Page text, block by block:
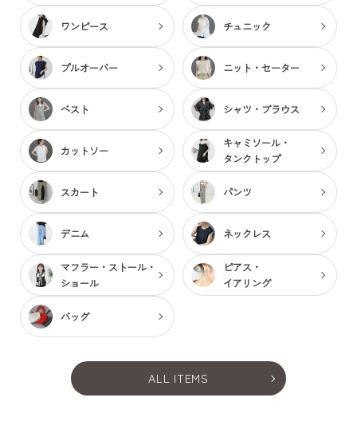
ワンピース チュニック
プルオーバー ニット・セーター
ベスト シャツ・ブラウス
カットソー
キャミソール・
タンクトップ
スカート パンツ
デニム ネックレス
マフラー・ストール・
ショール
ピアス・
イアリング
バッグ
ALL ITEMS